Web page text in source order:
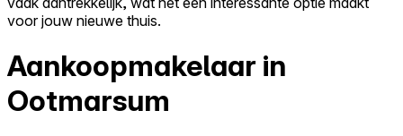
voor jouw nieuwe thuis.
Aankoopmakelaar in
Ootmarsum